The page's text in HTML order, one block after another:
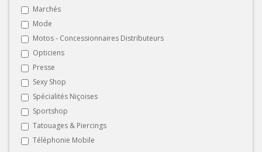
Marchés
Mode
Motos - Concessionnaires Distributeurs
Opticiens
Presse
Sexy Shop
Spécialités Niçoises
Sportshop
Tatouages & Piercings
Téléphonie Mobile